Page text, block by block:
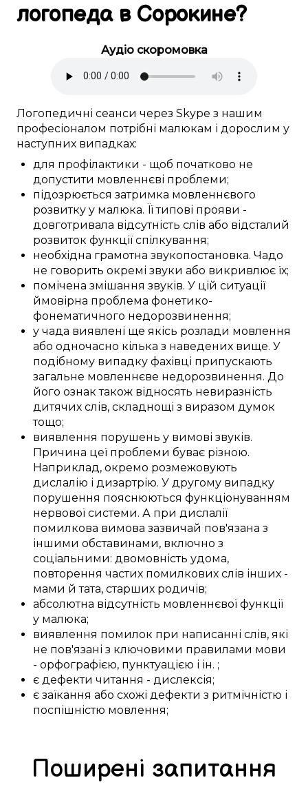
логопеда в Сорокине?
Аудіо скоромовка
Логопедичні сеанси через Skype з нашим
професіоналом потрібні малюкам і дорослим у
наступних випадках:
для профілактики - щоб початково не
допустити мовленнєві проблеми;
підозрюється затримка мовленнєвого
розвитку у малюка. Їїтипові прояви -
довготривала відсутність слів або відсталий
розвиток функції спілкування;
необхідна грамотна звукопостановка. Чадо
не говорить окремі звуки або викривлює їх;
помічена змішання звуків. У цій ситуації
ймовірна проблема фонетико-
фонематичного недорозвинення;
у чада виявлені ще якісь розлади мовлення
або одночасно кілька з наведених вище. У
подібному випадку фахівці припускають
загальне мовленнєве недорозвинення. До
його ознак також відносять невиразність
дитячих слів, складнощі з виразом думок
тощо;
виявлення порушень у вимові звуків.
Причина цеї проблеми буває різною.
Наприклад, окремо розмежовують
дислалію і дизартрію. У другому випадку
порушення пояснюються функціонуванням
нервової системи. А при дислалії
помилкова вимова зазвичай пов'язана з
іншими обставинами, включно з
соціальними: двомовність удома,
повторення частих помилкових слів інших -
мами й тата, старших родичів;
абсолютна відсутність мовленнєвої функції
у малюка;
виявлення помилок при написанні слів, які
не пов'язані з ключовими правилами мови
- орфографією, пунктуацією і ін. ;
є дефекти читання - дислексія;
є заїкання або схожі дефекти з ритмічністю і
поспішністю мовлення;
Поширені запитання